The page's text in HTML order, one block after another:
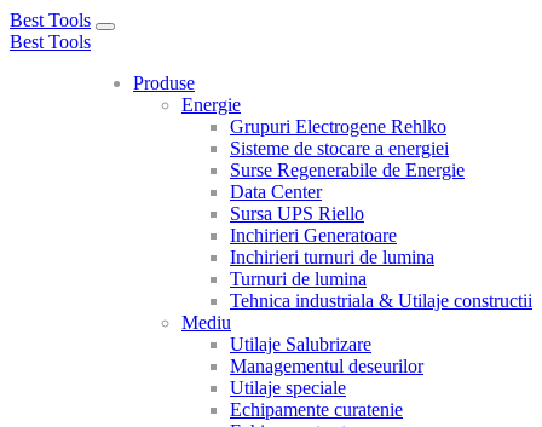
Best Tools
Toggle
Best Tools
Produse
Energie
Grupuri Electrogene Rehlko
Sisteme de stocare a energiei
Surse Regenerabile de Energie
Data Center
Sursa UPS Riello
Inchirieri Generatoare
Inchirieri turnuri de lumina
Turnuri de lumina
Tehnica industriala & Utilaje constructii
Mediu
Utilaje Salubrizare
Managementul deseurilor
Utilaje speciale
Echipamente curatenie